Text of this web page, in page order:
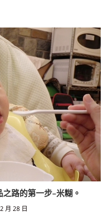
路的第一步–米糊。
月 28 日